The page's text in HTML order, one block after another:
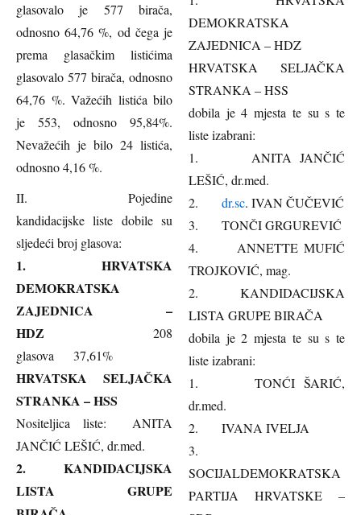
glasovalo je 577 birača,
odnosno 64,76 %, od čega je
prema glasačkim listićima
glasovalo 577 birača, odnosno
64,76 %. Važećih listića bilo
je 553, odnosno 95,84%.
Nevažećih je bilo 24 listića,
odnosno 4,16 %.
II. Pojedine
kandidacijske liste dobile su
sljedeći broj glasova:
1. HRVATSKA
DEMOKRATSKA
ZAJEDNICA –
HDZ 208
glasova 37,61%
HRVATSKA SELJAČKA
STRANKA – HSS
Nositeljica liste: ANITA
JANČIĆ LEŠIĆ, dr.med.
2. KANDIDACIJSKA
LISTA GRUPE
DEMOKRATSKA
ZAJEDNICA – HDZ
HRVATSKA SELJAČKA
STRANKA – HSS
dobila je 4 mjesta te su s te
liste izabrani:
1. ANITA JANČIĆ
LEŠIĆ, dr.med.
2. dr.sc. IVAN ČUČEVIĆ
3. TONČI GRGUREVIĆ
4. ANNETTE MUFIĆ
TROJKOVIĆ, mag.
2. KANDIDACIJSKA
LISTA GRUPE BIRAČA
dobila je 2 mjesta te su s te
liste izabrani:
1. TONĆI ŠARIĆ,
dr.med.
2. IVANA IVELJA
3.
SOCIJALDEMOKRATSKA
PARTIJA HRVATSKE –